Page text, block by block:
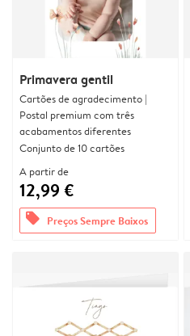
Primavera gentil
Cartões de agradecimento |
Postal premium com três
acabamentos diferentes
Conjunto de 10 cartões
A partir de
12,99 €
offers Preços Sempre Baixos